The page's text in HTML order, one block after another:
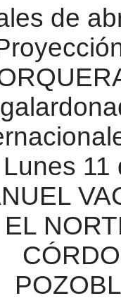
de
Lunes 11
EL